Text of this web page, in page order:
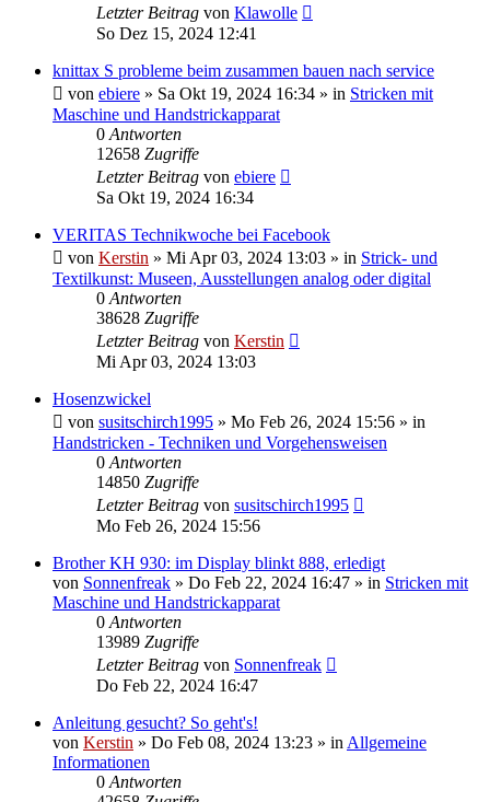
Letzter Beitrag von Klawolle
So Dez 15, 2024 12:41
knittax S probleme beim zusammen bauen nach service
von ebiere » Sa Okt 19, 2024 16:34 » in Stricken mit
Maschine und Handstrickapparat
0 Antworten
12658 Zugriffe
Letzter Beitrag von ebiere
Sa Okt 19, 2024 16:34
VERITAS Technikwoche bei Facebook
von Kerstin » Mi Apr 03, 2024 13:03 » in Strick- und
Textilkunst: Museen, Ausstellungen analog oder digital
0 Antworten
38628 Zugriffe
Letzter Beitrag von Kerstin
Mi Apr 03, 2024 13:03
Hosenzwickel
von susitschirch1995 » Mo Feb 26, 2024 15:56 » in
Handstricken - Techniken und Vorgehensweisen
0 Antworten
14850 Zugriffe
Letzter Beitrag von susitschirch1995
Mo Feb 26, 2024 15:56
Brother KH 930: im Display blinkt 888, erledigt
von Sonnenfreak » Do Feb 22, 2024 16:47 » in Stricken mit
Maschine und Handstrickapparat
0 Antworten
13989 Zugriffe
Letzter Beitrag von Sonnenfreak
Do Feb 22, 2024 16:47
Anleitung gesucht? So geht's!
von Kerstin » Do Feb 08, 2024 13:23 » in Allgemeine
Informationen
0 Antworten